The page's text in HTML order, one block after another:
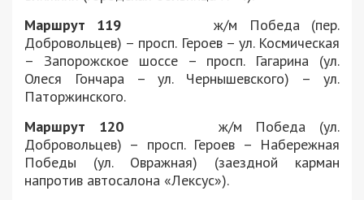
Маршрут 119 ж/м Победа (пер.
Добровольцев) – просп. Героев – ул. Космическая
– Запорожское шоссе – просп. Гагарина (ул.
Олеся Гончара – ул. Чернышевского) – ул.
Паторжинского.
Маршрут 120ж/м Победа (ул.
Добровольцев) – просп. Героев – Набережная
Победы (ул. Овражная) (заездной карман
напротив автосалона «Лексус»).